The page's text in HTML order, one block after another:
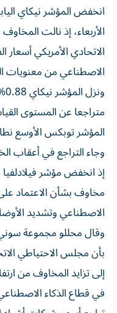
انخفض المؤشر نيكاي
الأربعاء، إذ نالت
الاتحادي الأمريكي أسعار
الاصطناعي ‌من معنويات
متراجعا عن المستوى
المؤشر توبكس الأوسع نطاقا 0.67% ⁠إلى 3963.76
وجاء التراجع في أعقاب
مخاوف بشأن الاعتماد
الاصطناعي وتشديد
وقال محللو مجموعة
بأن مجلس الاحتياطي
إلى تزايد المخاوف ⁠من
في قطاع الذكاء